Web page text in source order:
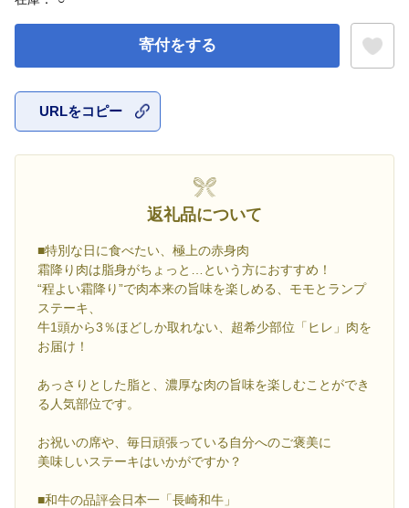
寄付をする
URLをコピー
返礼品について
■特別な日に食べたい、極上の赤身肉
霜降り肉は脂身がちょっと…という方におすすめ！
“程よい霜降り”で肉本来の旨味を楽しめる、モモとランプ
ステーキ、
牛1頭から3％ほどしか取れない、超希少部位「ヒレ」肉を
お届け！
あっさりとした脂と、濃厚な肉の旨味を楽しむことができ
る人気部位です。
お祝いの席や、毎日頑張っている自分へのご褒美に
美味しいステーキはいかがですか？
■和牛の品評会日本一「長崎和牛」